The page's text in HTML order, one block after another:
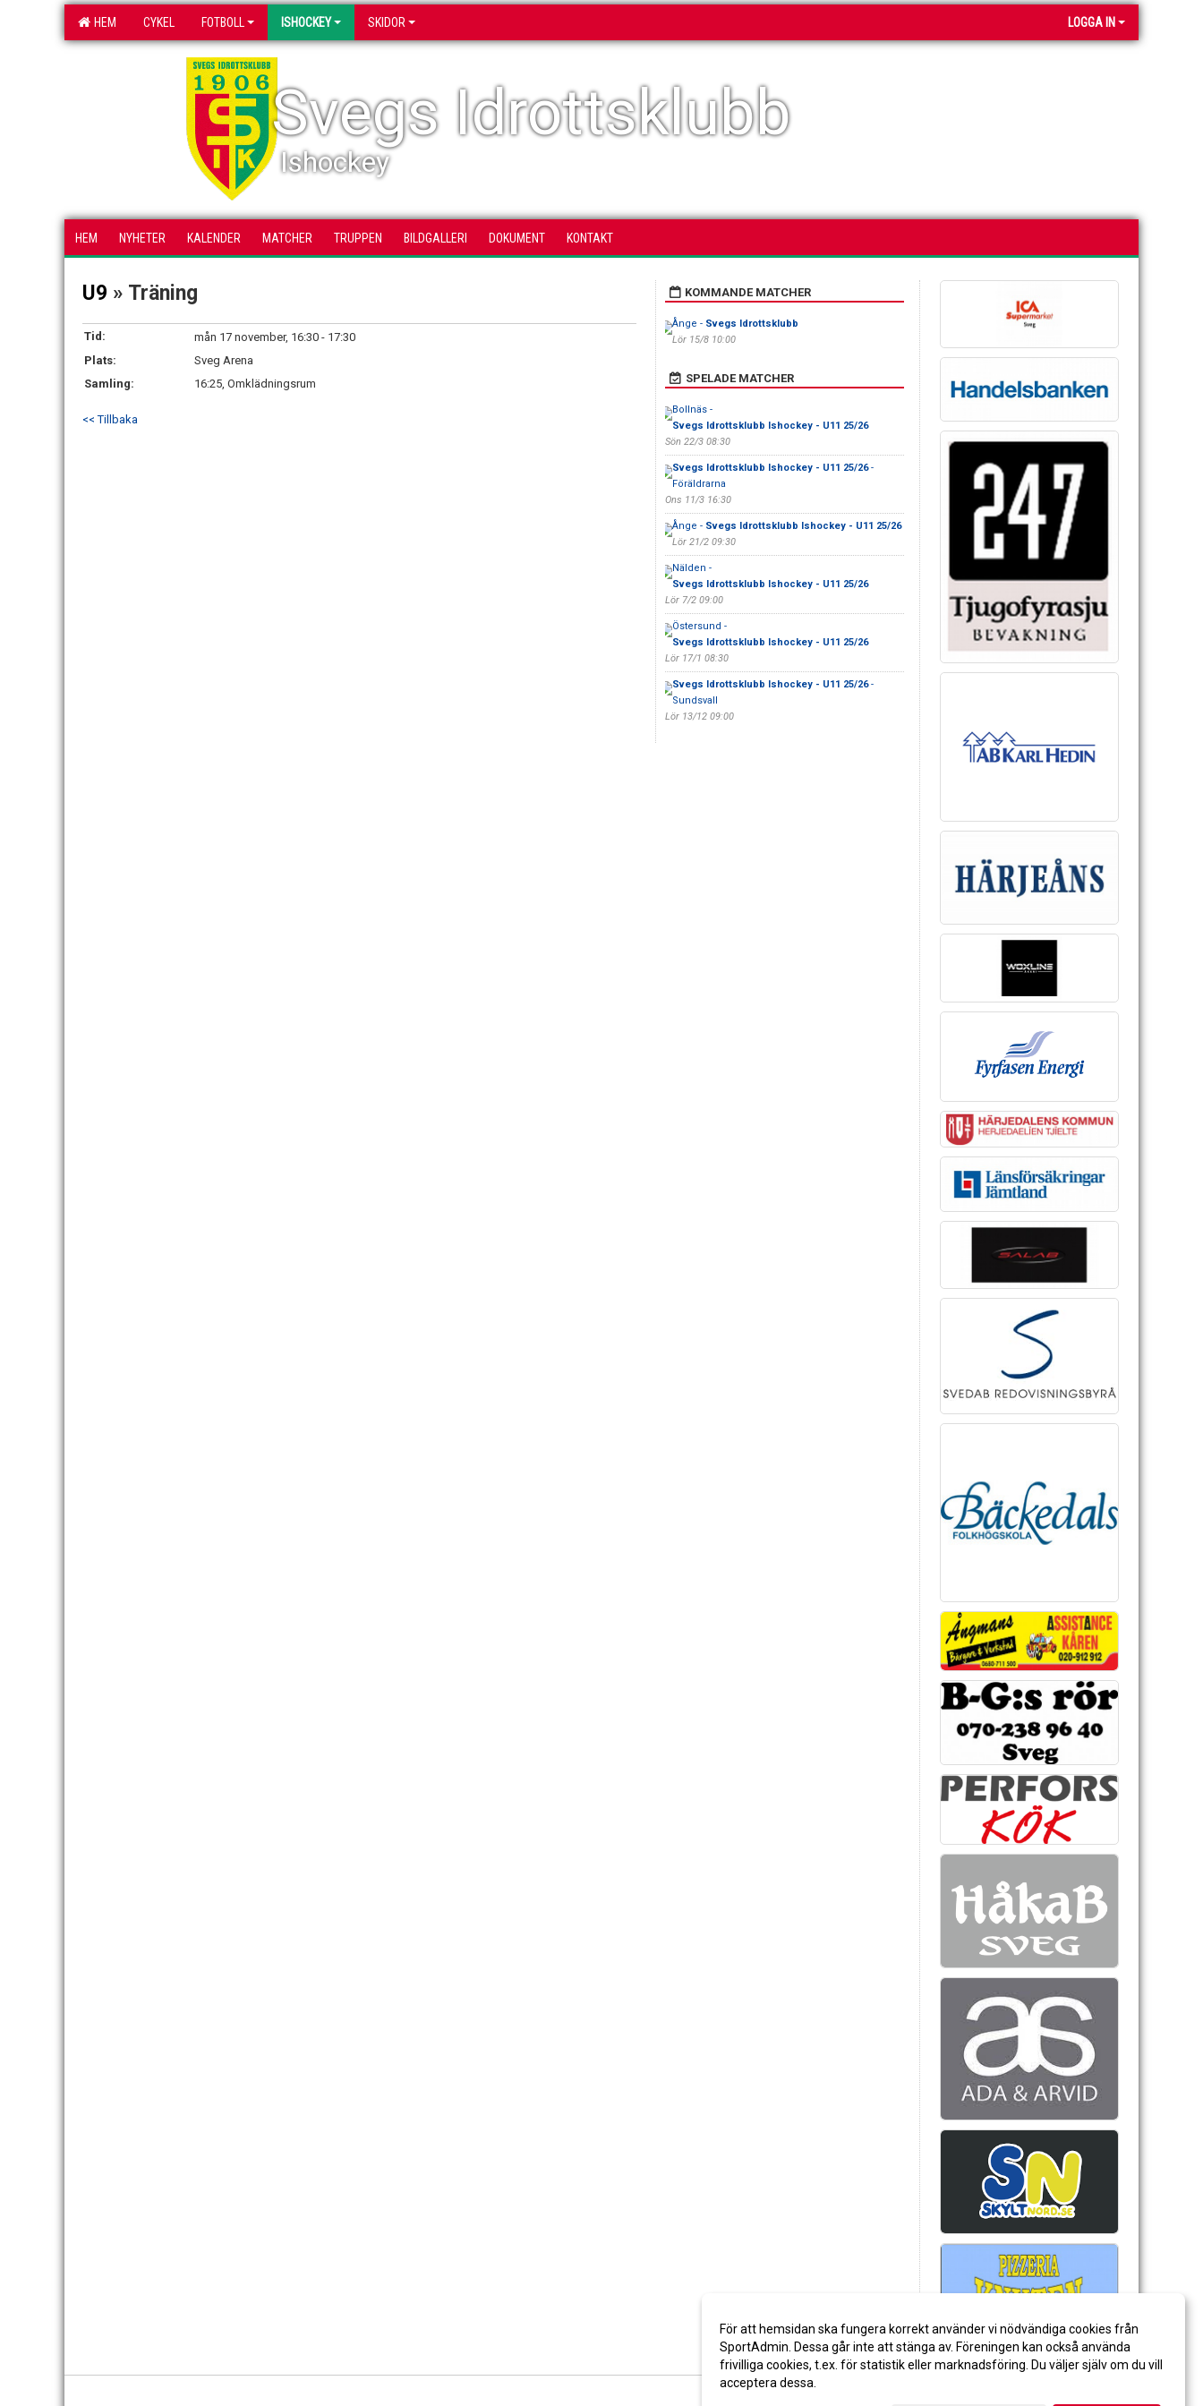
HEM CYKEL FOTBOLL ISHOCKEY SKIDOR LOGGA IN
Svegs Idrottsklubb
Ishockey
HEM NYHETER KALENDER MATCHER TRUPPEN BILDGALLERI DOKUMENT KONTAKT
U9 » Träning
Tid:
mån 17 november, 16:30 - 17:30
Plats:
Sveg Arena
Samling:
16:25, Omklädningsrum
<< Tillbaka
KOMMANDE MATCHER
Ånge - Svegs Idrottsklubb
Lör 15/8 10:00
SPELADE MATCHER
Bollnäs -
Svegs Idrottsklubb Ishockey - U11 25/26
Sön 22/3 08:30
Svegs Idrottsklubb Ishockey - U11 25/26-
Föräldrarna
Ons 11/3 16:30
Ånge - Svegs Idrottsklubb Ishockey - U11 25/26
Lör 21/2 09:30
Nälden -
Svegs Idrottsklubb Ishockey - U11 25/26
Lör 7/2 09:00
Östersund -
Svegs Idrottsklubb Ishockey - U11 25/26
Lör 17/1 08:30
Svegs Idrottsklubb Ishockey - U11 25/26-
Sundsvall
Lör 13/12 09:00
För att hemsidan ska fungera korrekt använder vi nödvändiga cookies från
SportAdmin. Dessa går inte att stänga av. Föreningen kan också använda
frivilliga cookies, t.ex. för statistik eller marknadsföring. Du väljer själv om du vill
acceptera dessa.